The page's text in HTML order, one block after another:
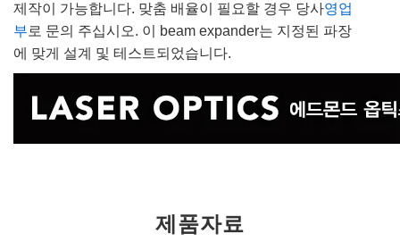
제작이 가능합니다. 맞춤 배율이 필요할 경우 당사영업
부 로 문의 주십시오. 이 beam expander는 지정된 파장
에 맞게 설계 및 테스트되었습니다.
제품자료